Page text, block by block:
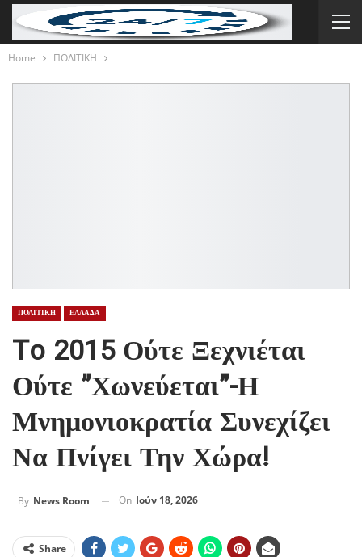
Home ΠΟΛΙΤΙΚΗ
ΠΟΛΙΤΙΚΗ ΕΛΛΑΔΑ
To 2015 Ούτε Ξεχνιέται
Ούτε ”χωνεύεται”-Η
Μνημονιοκρατία Συνεχίζει
Να Πνίγει Την Χώρα!
By News Room On Ιούν 18, 2026
Share